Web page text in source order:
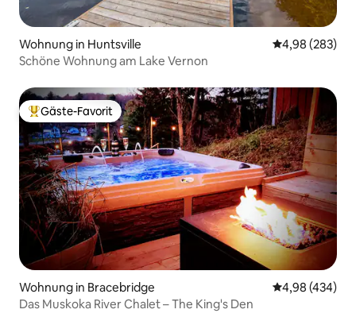
Wohnung in Huntsville
4,98 (283)
Schöne Wohnung am Lake Vernon
Beliebter Gäste-Favorit.
Gäste-Favorit
Wohnung in Bracebridge
4,98 (434)
Das Muskoka River Chalet – The King's Den